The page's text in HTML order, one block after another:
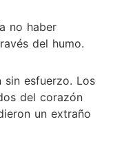
no haber
del humo.
sin esfuerzo. Los
del corazón
un extraño